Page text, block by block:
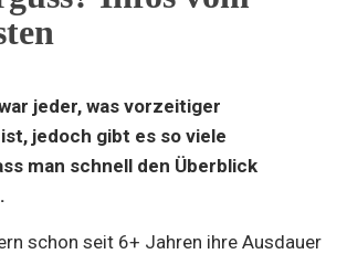
jeder, was vorzeitiger
jedoch gibt es so viele
man schnell den Überblick
schon seit 6+ Jahren ihre Ausdauer